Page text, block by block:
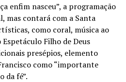
enfim nasceu”, a programação
mas contará com a Santa
como coral, música ao
Filho de Deus
presépios, elemento
como “importante
da fé”.